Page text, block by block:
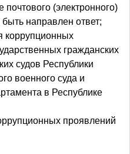
(электронного)
направлен ответ;
коррупционных
гражданских
судов Республики
военного суда и
в Республике
проявлений